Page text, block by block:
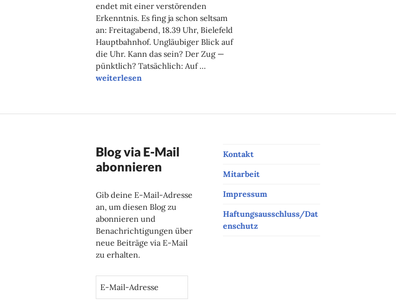
endet mit einer verstörenden
Erkenntnis. Es fing ja schon seltsam
an: Freitagabend, 18.39 Uhr, Bielefeld
Hauptbahnhof. Ungläubiger Blick auf
die Uhr. Kann das sein? Der Zug —
pünktlich? Tatsächlich: Auf …
Campuskolumne
weiterlesen
Blog via E-Mail
abonnieren
Gib deine E-Mail-Adresse
an, um diesen Blog zu
abonnieren und
Benachrichtigungen über
neue Beiträge via E-Mail
zu erhalten.
Kontakt
Mitarbeit
Impressum
Haftungsausschluss/Dat
enschutz